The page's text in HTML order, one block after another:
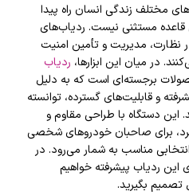
مختلف زندگی انسان راه پیدا
قاعده مستثنی نیست. ردیاب‌های
نظارت، مدیریت و تأمین امنیت
در میان این ابزارها، ردیاب
برجسته‌ای است که به دلیل
و قابلیت‌های گسترده، توانسته
این دستگاه با طراحی مقاوم و
برای صاحبان خودروهای شخصی
مناسب به شمار می‌رود. در
این ردیاب پیشرفته خواهیم
تصمیم بگیرید.